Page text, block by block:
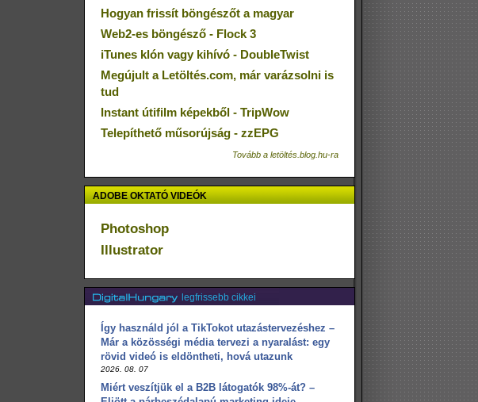
Hogyan frissít böngészőt a magyar
Web2-es böngésző - Flock 3
iTunes klón vagy kihívó - DoubleTwist
Megújult a Letöltés.com, már varázsolni is
tud
Instant útifilm képekből - TripWow
Telepíthető műsorújság - zzEPG
Tovább a letöltés.blog.hu-ra
ADOBE OKTATÓ VIDEÓK
Photoshop
Illustrator
legfrissebb cikkei
Így használd jól a TikTokot utazástervezéshez –
Már a közösségi média tervezi a nyaralást: egy
rövid videó is eldöntheti, hová utazunk
2026. 08. 07
Miért veszítjük el a B2B látogatók 98%-át? –